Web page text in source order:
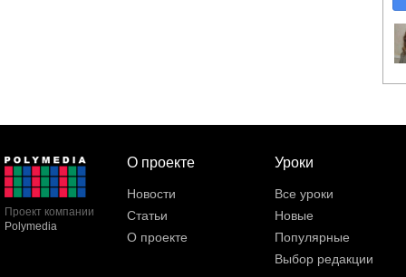
Проект компании
Polymedia
О проекте
Новости
Статьи
О проекте
Уроки
Все уроки
Новые
Популярные
Выбор редакции